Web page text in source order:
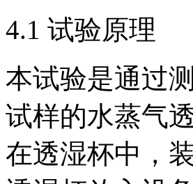
4.1 试验原理
本试验是通过
试样的水蒸气
在透湿杯中，